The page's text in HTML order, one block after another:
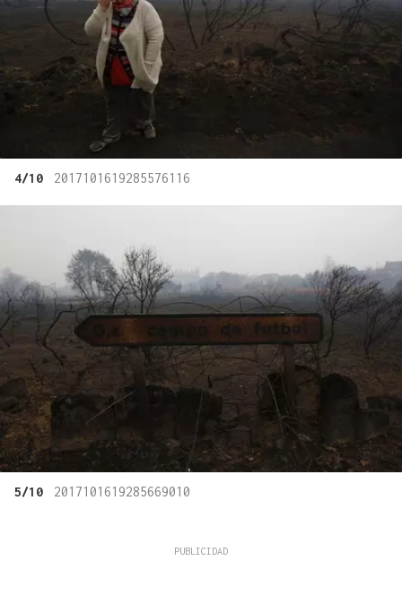
4/10 2017101619285576116
5/10 2017101619285669010